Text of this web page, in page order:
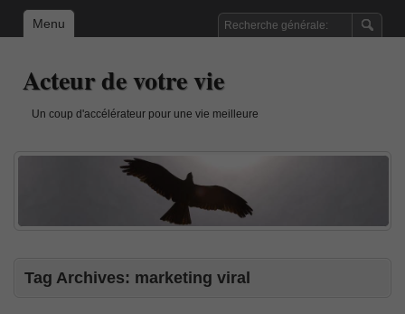
Menu
Acteur de votre vie
Un coup d'accélérateur pour une vie meilleure
Tag Archives: marketing viral